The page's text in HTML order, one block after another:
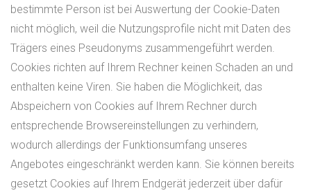
bestimmte Person ist bei Auswertung der Cookie-Daten
nicht möglich, weil die Nutzungsprofile nicht mit Daten des
Trägers eines Pseudonyms zusammengeführt werden.
Cookies richten auf Ihrem Rechner keinen Schaden an und
enthalten keine Viren. Sie haben die Möglichkeit, das
Abspeichern von Cookies auf Ihrem Rechner durch
entsprechende Browsereinstellungen zu verhindern,
wodurch allerdings der Funktionsumfang unseres
Angebotes eingeschränkt werden kann. Sie können bereits
gesetzt Cookies auf Ihrem Endgerät jederzeit über dafür